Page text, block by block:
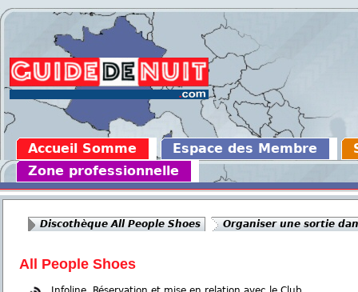
Accueil Somme Espace des Membre
Zone professionnelle
Discothèque All People Shoes Organiser une sortie
All People Shoes